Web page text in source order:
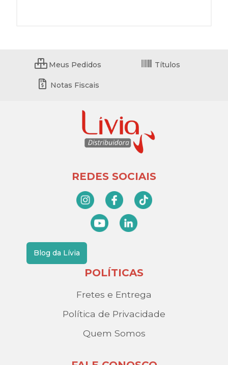
Meus Pedidos Títulos
Notas Fiscais
REDES SOCIAIS
Blog da Lívia
POLÍTICAS
Fretes e Entrega
Política de Privacidade
Quem Somos